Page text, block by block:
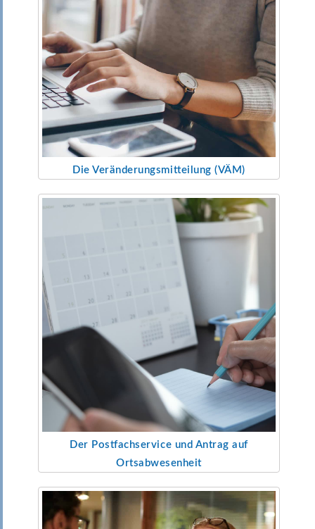
Die Veränderungsmitteilung (VÄM)
Der Postfachservice und Antragauf
Ortsabwesenheit